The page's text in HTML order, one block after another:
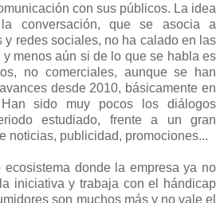
con sus públicos. La idea
conversación, que se asocia a
y redes sociales, no ha calado en las
menos aún si de lo que se habla es
no comerciales, aunque se han
desde 2010, básicamente en
sido muy pocos los diálogos
estudiado, frente a un gran
noticias, publicidad, promociones...
ecosistema donde la empresa ya no
iniciativa y trabaja con el hándicap
son muchos más y no vale el